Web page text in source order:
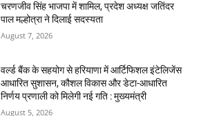
चरणजीव सिंह भाजपा में शामिल, प्रदेश अध्यक्ष जतिंदर
पाल मल्होत्रा ने दिलाई सदस्यता
August 7, 2026
वर्ल्ड बैंक के सहयोग से हरियाणा में आर्टिफिशल इंटेलिजेंस
आधारित सुशासन, कौशल विकास और डेटा-आधारित
निर्णय प्रणाली को मिलेगी नई गति : मुख्यमंत्री
August 5, 2026